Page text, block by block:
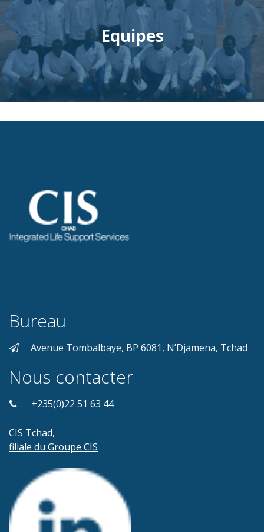
Equipes
Bureau
Avenue Tombalbaye, BP 6081, N’Djamena, Tchad
Nous contacter
+235(0)22 51 63 44
CIS Tchad,
filiale du Groupe CIS